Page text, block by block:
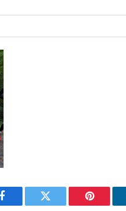
Facebook Twitter Pinterest